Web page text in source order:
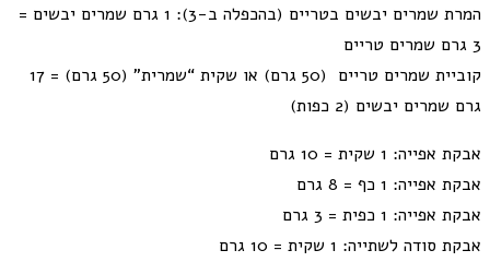
המרת שמרים יבשים בטריים (בהכפלה ב-3): 1 גרם שמרים יבשים =
3 גרם שמרים טריים
קוביית שמרים טריים (50 גרם) או שקית “שמרית” (50 גרם) = 17
גרם שמרים יבשים (2 כפות)
אבקת אפייה: 1 שקית = 10 גרם
אבקת אפייה: 1 כף = 8 גרם
אבקת אפייה: 1 כפית = 3 גרם
אבקת סודה לשתייה: 1 שקית = 10 גרם